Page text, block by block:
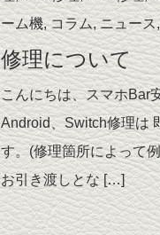
ーム機,コラム,ニュース,
修理について
こんにちは、スマホBar
Android、Switch修理は
す。(修理箇所によって
お引き渡しとな […]